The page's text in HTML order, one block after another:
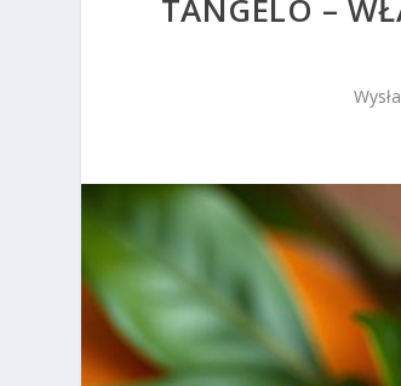
TANGELO –